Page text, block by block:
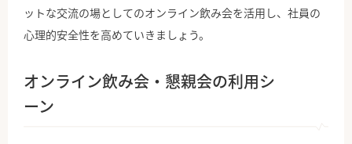
ットな交流の場としてのオンライン飲み会を活用し、社員の
心理的安全性を高めていきましょう。
オンライン飲み会・懇親会の利用シ
ーン